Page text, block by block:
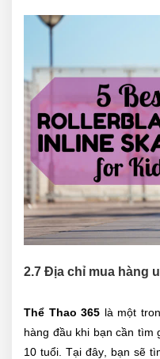
2.7 Địa chỉ mua hàng
Thể Thao 365 là một
hàng đầu khi bạn cần
10 tuổi. Tại đây, bạn sẽ